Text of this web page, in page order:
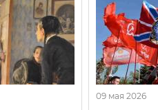
09 мая 2026